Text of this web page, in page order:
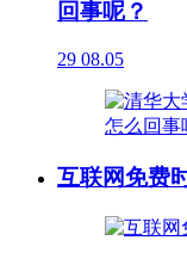
回事呢？
29 08.05
互联网免费